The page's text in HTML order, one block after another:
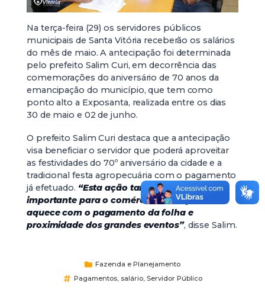
Na terça-feira (29) os servidores públicos
municipais de Santa Vitória receberão os salários
do mês de maio. A antecipação foi determinada
pelo prefeito Salim Curi, em decorrência das
comemorações do aniversário de 70 anos da
emancipação do município, que tem como
ponto alto a Exposanta, realizada entre os dias
30 de maio e 02 de junho.
O prefeito Salim Curi destaca que a antecipação
visa beneficiar o servidor que poderá aproveitar
as festividades do 70º aniversário da cidade e a
tradicional festa agropecuária com o pagamento
já efetuado. “Esta ação também é muito
importante para o comércio local, que se
aquece com o pagamento da folha e
proximidade dos grandes eventos”, disse Salim.
Fazenda e Planejamento
Pagamentos, salário, Servidor Público